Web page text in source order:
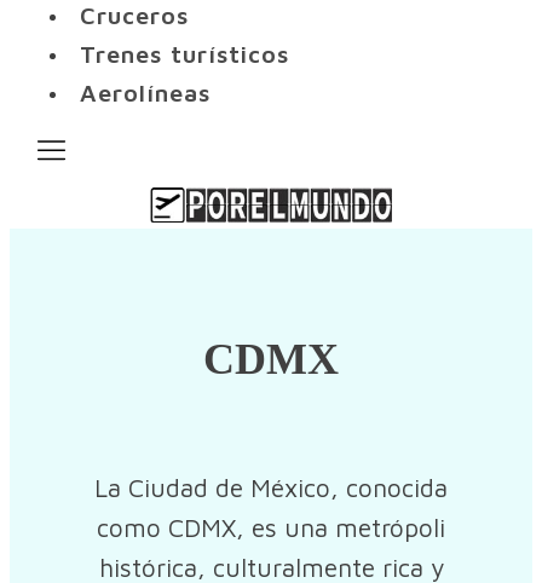
Cruceros
Trenes turísticos
Aerolíneas
CDMX
La Ciudad de México, conocida
como CDMX, es una metrópoli
histórica, culturalmente rica y